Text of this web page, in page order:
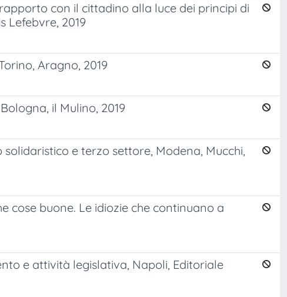
con il cittadino alla luce dei principi di
Lefebvre, 2019
Aragno, 2019
il Mulino, 2019
e terzo settore, Modena, Mucchi,
cose buone. Le idiozie che continuano a
e attività legislativa, Napoli, Editoriale